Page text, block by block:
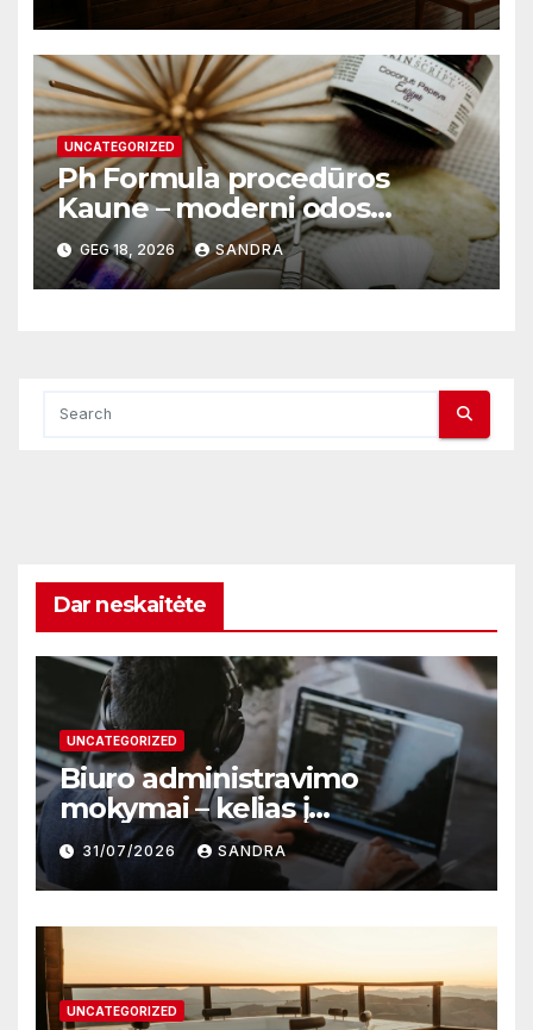
UNCATEGORIZED
Ph Formula procedūros
Kaune – moderni odos
atnaujinimo sistema
GEG 18, 2026 SANDRA
Dar neskaitėte
UNCATEGORIZED
Biuro administravimo
mokymai – kelias į
profesionalų ir efektyvų
darbą
31/07/2026 SANDRA
UNCATEGORIZED